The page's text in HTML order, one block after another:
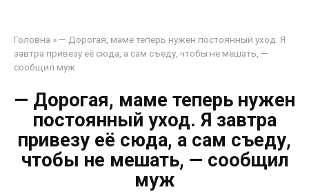
Головна » — Дорогая, маме теперь нужен постоянный уход. Я
завтра привезу её сюда, а сам съеду, чтобы не мешать, —
сообщил муж
— Дорогая, маме теперь нужен
постоянный уход. Я завтра
привезу её сюда, а сам съеду,
чтобы не мешать, — сообщил
муж